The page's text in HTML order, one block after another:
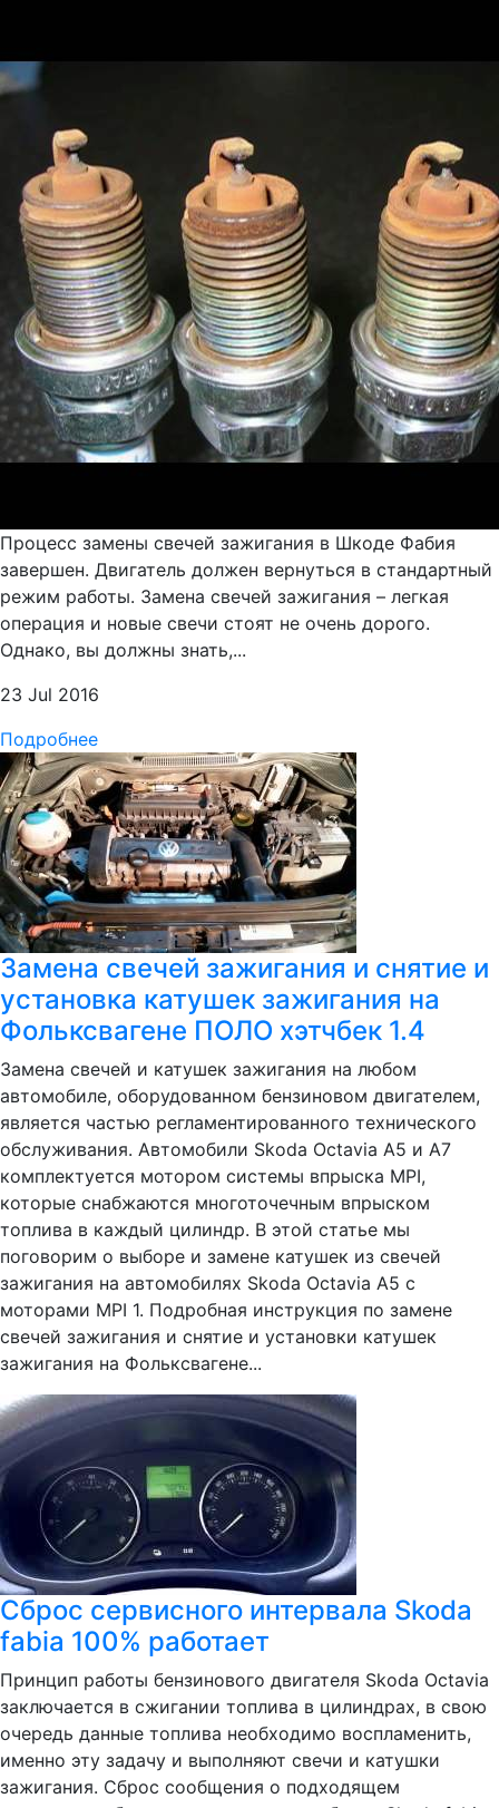
Процесс замены свечей зажигания в Шкоде Фабия
завершен. Двигатель должен вернуться в стандартный
режим работы. Замена свечей зажигания – легкая
операция и новые свечи стоят не очень дорого.
Однако, вы должны знать,...
23 Jul 2016
Подробнее
Замена свечей зажигания и снятие и
установка катушек зажигания на
Фольксвагене ПОЛО хэтчбек 1.4
Замена свечей и катушек зажигания на любом
автомобиле, оборудованном бензиновом двигателем,
является частью регламентированного технического
обслуживания. Автомобили Skoda Octavia А5 и А7
комплектуется мотором системы впрыска MPI,
которые снабжаются многоточечным впрыском
топлива в каждый цилиндр. В этой статье мы
поговорим о выборе и замене катушек из свечей
зажигания на автомобилях Skoda Octavia А5 с
моторами MPI 1. Подробная инструкция по замене
свечей зажигания и снятие и установки катушек
зажигания на Фольксвагене...
Сброс сервисного интервала Skoda
fabia 100% работает
Принцип работы бензинового двигателя Skoda Octavia
заключается в сжигании топлива в цилиндрах, в свою
очередь данные топлива необходимо воспламенить,
именно эту задачу и выполняют свечи и катушки
зажигания. Сброс сообщения о подходящем